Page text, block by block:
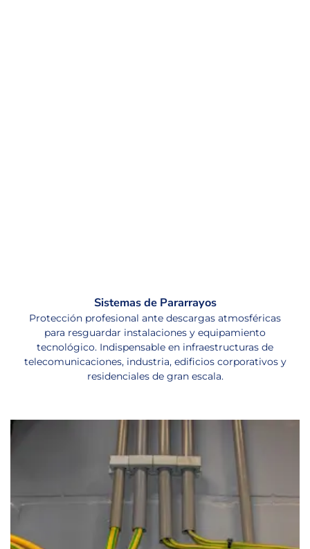
Sistemas de Pararrayos
Protección profesional ante descargas atmosféricas
para resguardar instalaciones y equipamiento
tecnológico. Indispensable en infraestructuras de
telecomunicaciones, industria, edificios corporativos y
residenciales de gran escala.